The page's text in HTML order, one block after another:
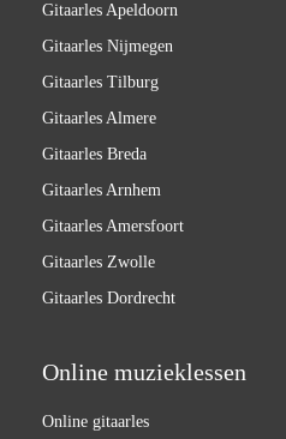
Gitaarles Apeldoorn
Gitaarles Nijmegen
Gitaarles Tilburg
Gitaarles Almere
Gitaarles Breda
Gitaarles Arnhem
Gitaarles Amersfoort
Gitaarles Zwolle
Gitaarles Dordrecht
Online muzieklessen
Online gitaarles